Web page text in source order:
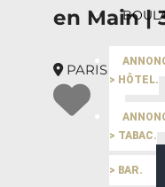
> HÔTEL.
> TABAC.
> BAR.
en Main |
PARIS 2EME |